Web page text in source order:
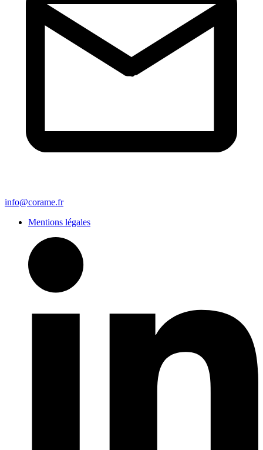
info@corame.fr
Mentions légales